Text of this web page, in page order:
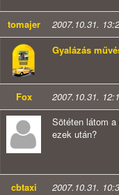
tomajer 2007.10.31.
Gyalázás
Fox 2007.10.31.
Sötéten látom
ezek után?
cbtaxi 2007.10.31.